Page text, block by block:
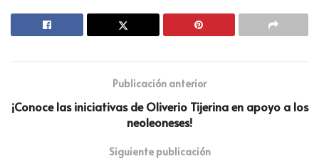
Publicación anterior
¡Conoce las iniciativas de Oliverio Tijerina en apoyo a los
neoleoneses!
Siguiente publicación